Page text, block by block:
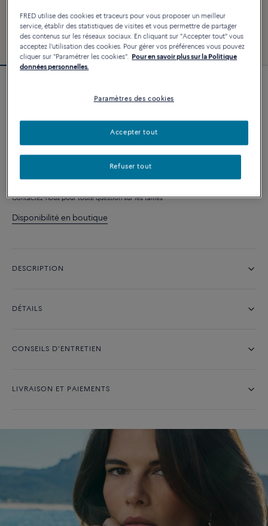
PERSONNALISER
Contactez-nous pour toute question sur les tailles
Disponibilité en boutique
DESCRIPTION
DÉTAILS
CONSEILS D'ENTRETIEN
LIVRAISON ET PAIEMENTS
FRED utilise des cookies et traceurs pour vous proposer un meilleur
service, établir des statistiques de visites et vous permettre de partager
des contenus sur les réseaux sociaux. En cliquant sur "Accepter tout" vous
acceptez l'utilisation des cookies. Pour gérer vos préférences vous pouvez
cliquer sur "Paramétrer les cookies". Pour en savoir plus sur la Politique
données personnelles.
Paramètres des cookies
Refuser tout
Accepter tout